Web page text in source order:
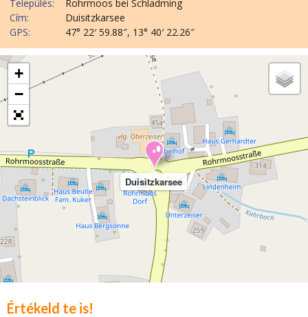
Település:
Rohrmoos bei Schladming
Cím:
Duisitzkarsee
GPS:
47° 22′ 59.88″, 13° 40′ 22.26″
Duisitzkarsee
+
−
Értékeld te is!